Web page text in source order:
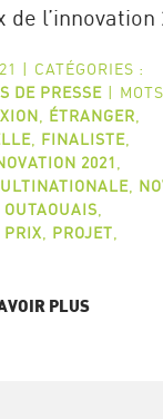
de l’innovation
| CATÉGORIES :
DE PRESSE |
ÉTRANGER
, FINALISTE,
2021
,
OUTAOUAIS
PRIX PROJET
PLUS